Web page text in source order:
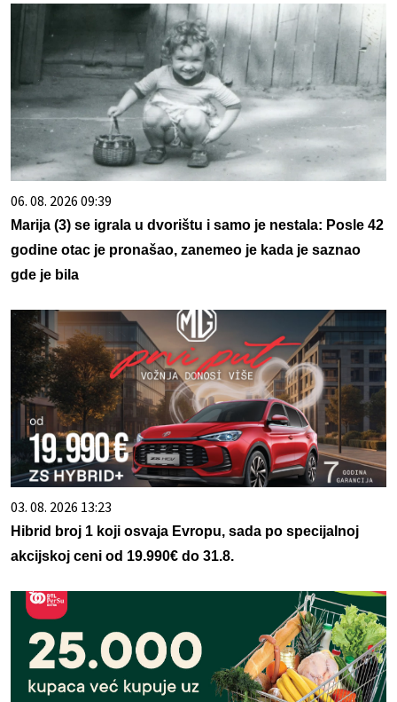
06. 08. 2026 09:39
Marija (3) se igrala u dvorištu i samo je nestala: Posle 42
godine otac je pronašao, zanemeo je kada je saznao
gde je bila
03. 08. 2026 13:23
Hibrid broj 1 koji osvaja Evropu, sada po specijalnoj
akcijskoj ceni od 19.990€ do 31.8.